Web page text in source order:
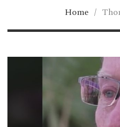
Home /